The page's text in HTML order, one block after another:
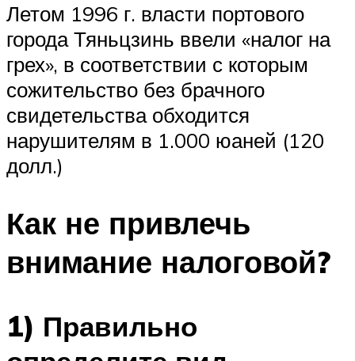
Летом 1996 г. власти портового
города Тяньцзинь ввели «налог на
грех», в соответствии с которым
сожительство без брачного
свидетельства обходится
нарушителям в 1.000 юаней (120
долл.)
Как не привлечь
внимание налоговой?
1) Правильно